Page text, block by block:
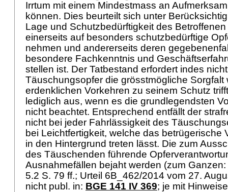
Irrtum mit einem Mindestmass an
können. Dies beurteilt sich unter
Lage und Schutzbedürftigkeit des
einerseits auf besonders schutzbedürftige
nehmen und andererseits deren
besondere Fachkenntnis und
stellen ist. Der Tatbestand erfordert indes
Täuschungsopfer die grösstmögliche Sorgfalt
erdenklichen Vorkehren zu seinem Schutz
lediglich aus, wenn es die grundlegendsten
nicht beachtet. Entsprechend entfällt der
nicht bei jeder Fahrlässigkeit des
bei Leichtfertigkeit, welche das betrügerische
in den Hintergrund treten lässt. Die zum
des Täuschenden führende
Ausnahmefällen bejaht werden (zum Ganzen:
5.2 S. 79 ff.; Urteil 6B_462/2014 vom 27.
nicht publ. in: BGE 141 IV 369; je mit